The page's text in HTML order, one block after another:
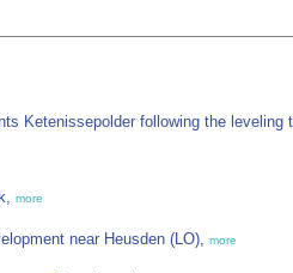
Ketenissepolder following the leveling
more
near Heusden (LO), more